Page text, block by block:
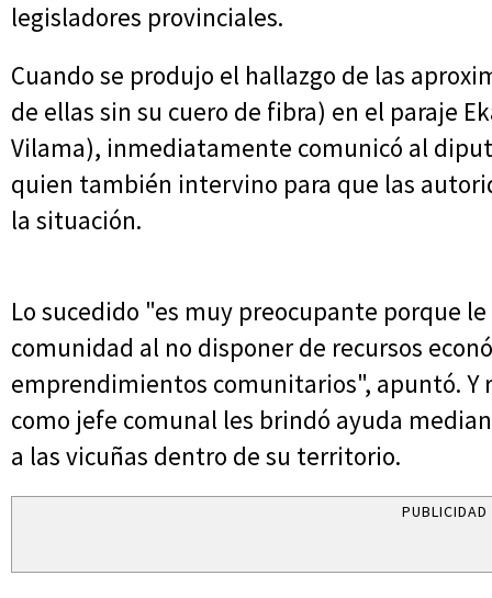
legisladores provinciales.
Cuando se produjo el hallazgo de las
de ellas sin su cuero de fibra) en el paraje
Vilama), inmediatamente comunicó al
quien también intervino para que las
la situación.
Lo sucedido "es muy preocupante porque
comunidad al no disponer de recursos
emprendimientos comunitarios", apuntó. Y
como jefe comunal les brindó ayuda
a las vicuñas dentro de su territorio.
PUBLICIDAD